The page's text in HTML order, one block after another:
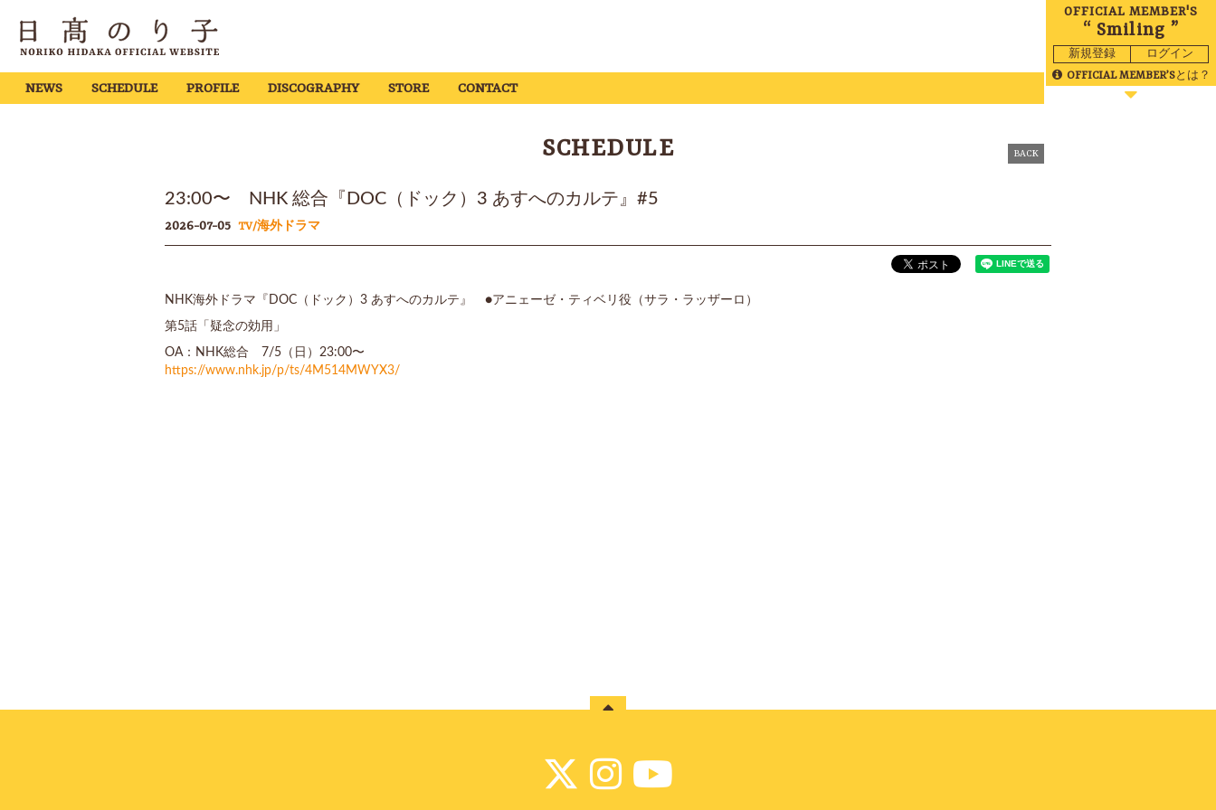
NEWS SCHEDULE PROFILE DISCOGRAPHY STORE CONTACT
OFFICIAL MEMBER'S
“ Smiling ”
新規登録 ログイン
OFFICIAL MEMBER’Sとは？
SCHEDULE BACK
23:00〜 NHK 総合『DOC（ドック）3 あすへのカルテ』#5
2026-07-05 TV/海外ドラマ
NHK海外ドラマ『DOC（ドック）3 あすへのカルテ』 ●アニェーゼ・ティベリ役（サラ・ラッザーロ）
第5話「疑念の効用」
OA：NHK総合 7/5（日）23:00〜
https://www.nhk.jp/p/ts/4M514MWYX3/